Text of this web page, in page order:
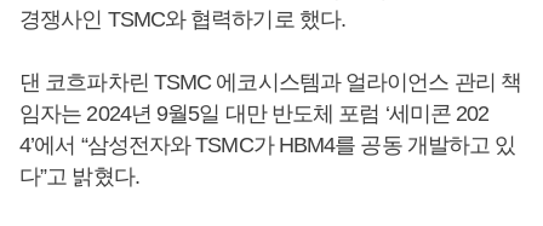
경쟁사인 TSMC와 협력하기로 했다.
댄 코흐파차린 TSMC 에코시스템과 얼라이언스 관리 책
임자는 2024년 9월5일 대만 반도체 포럼 ‘세미콘 202
4’에서 “삼성전자와 TSMC가 HBM4를 공동 개발하고 있
다”고 밝혔다.